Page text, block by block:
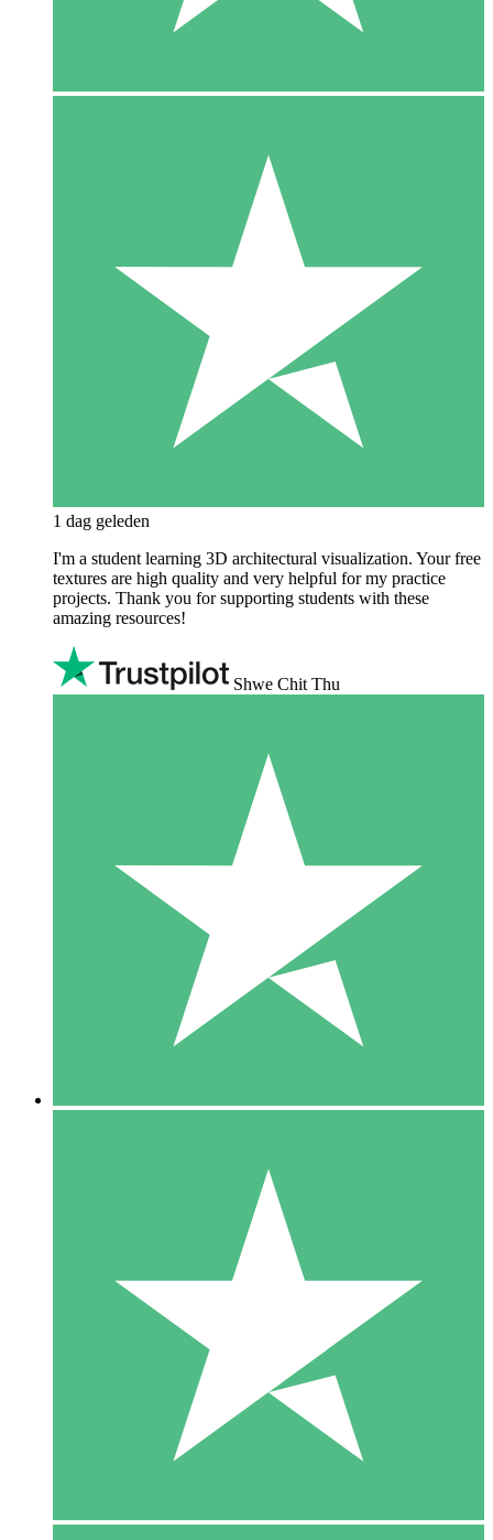
1 dag geleden
I'm a student learning 3D architectural visualization. Your free
textures are high quality and very helpful for my practice
projects. Thank you for supporting students with these
amazing resources!
Shwe Chit Thu